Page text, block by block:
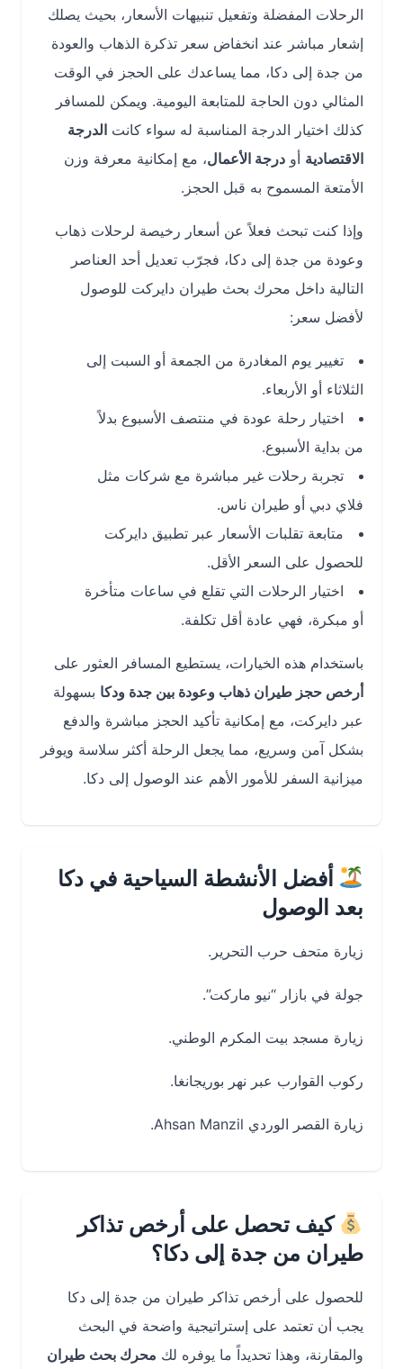
الرحلات المفضلة وتفعيل تنبيهات الأسعار، بحيث يصلك
إشعار مباشر عند انخفاض سعر تذكرة الذهاب والعودة
من جدة إلى دكا، مما يساعدك على الحجز في الوقت
المثالي دون الحاجة للمتابعة اليومية. ويمكن للمسافر
كذلك اختيار الدرجة المناسبة له سواء كانت الدرجة
الاقتصاديةأودرجة الأعمال، مع إمكانية معرفة وزن
الأمتعة المسموح به قبل الحجز.
وإذا كنت تبحث فعلاً عن أسعار رخيصة لرحلات ذهاب
وعودة من جدة إلى دكا، فجرّب تعديل أحد العناصر
التالية داخل محرك بحث طيران دايركت للوصول
لأفضل سعر:
تغيير يوم المغادرة من الجمعة أو السبت إلى
الثلاثاء أو الأربعاء.
اختيار رحلة عودة في منتصف الأسبوع بدلاً
من بداية الأسبوع.
تجربة رحلات غير مباشرة مع شركات مثل
فلاي دبي أو طيران ناس.
متابعة تقلبات الأسعار عبر تطبيق دايركت
للحصول على السعر الأقل.
اختيار الرحلات التي تقلع في ساعات متأخرة
أو مبكرة، فهي عادة أقل تكلفة.
باستخدام هذه الخيارات، يستطيع المسافر العثور على
أرخص حجز طيران ذهاب وعودة بين جدة ودكابسهولة
عبر دايركت، مع إمكانية تأكيد الحجز مباشرة والدفع
بشكل آمن وسريع، مما يجعل الرحلة أكثر سلاسة ويوفر
ميزانية السفر للأمور الأهم عند الوصول إلى دكا.
أفضل الأنشطة السياحية في دكا
بعد الوصول
زيارة متحف حرب التحرير.
جولة في بازار “نيو ماركت”.
زيارة مسجد بيت المكرم الوطني.
ركوب القوارب عبر نهر بوريجانغا.
زيارة القصر الوردي Ahsan Manzil.
كيف تحصل على أرخص تذاكر
طيران من جدة إلى دكا؟
للحصول على أرخص تذاكر طيران من جدة إلى دكا
يجب أن تعتمد على إستراتيجية واضحة في البحث
والمقارنة، وهذا تحديداً ما يوفره لك محرك بحث طيران